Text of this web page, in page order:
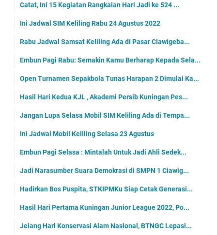
Catat, Ini 15 Kegiatan Rangkaian Hari Jadi ke 524 ...
Ini Jadwal SIM Keliling Rabu 24 Agustus 2022
Rabu Jadwal Samsat Keliling Ada di Pasar Ciawigeba...
Embun Pagi Rabu: Semakin Kamu Berharap Kepada Sela...
Open Turnamen Sepakbola Tunas Harapan 2 Dimulai Ka...
Hasil Hari Kedua KJL , Akademi Persib Kuningan Pes...
Jangan Lupa Selasa Mobil SIM Keliling Ada di Tempa...
Ini Jadwal Mobil Keliling Selasa 23 Agustus
Embun Pagi Selasa : Mintalah Untuk Jadi Ahli Sedek...
Jadi Narasumber Suara Demokrasi di SMPN 1 Ciawig...
Hadirkan Bos Puspita, STKIPMKu Siap Cetak Generasi...
Hasil Hari Pertama Kuningan Junior League 2022, Po...
Jelang Hari Konservasi Alam Nasional, BTNGC Lepasl...